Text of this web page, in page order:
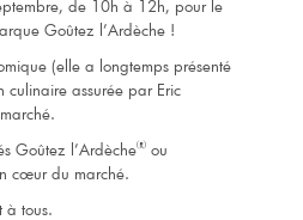
de 10h à 12h, pour le
Goûtez l’Ardèche !
(elle a longtemps présenté
culinaire assurée par Eric
Goûtez l’Ardèche® ou
cœur du marché.
à tous.